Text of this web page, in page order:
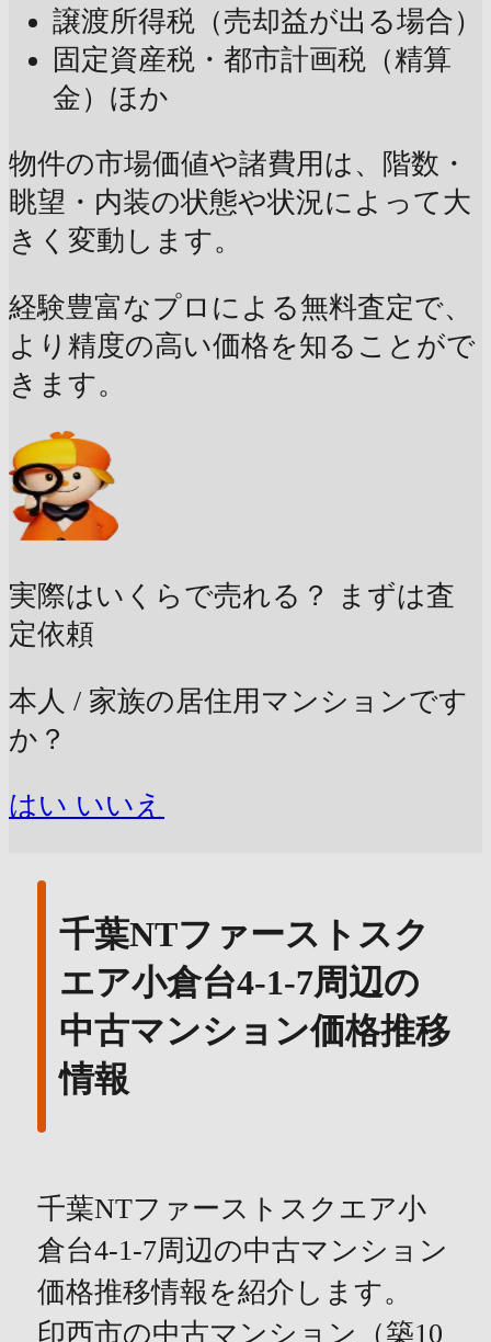
譲渡所得税（売却益が出る場合）
固定資産税・都市計画税（精算
金）ほか
物件の市場価値や諸費用は、階数・
眺望・内装の状態や状況によって大
きく変動します。
経験豊富なプロによる無料査定で、
より精度の高い価格を知ることがで
きます。
実際はいくらで売れる？
まずは査
定依頼
本人 / 家族の居住用マンションです
か？
はい いいえ
千葉NTファーストスク
エア小倉台4-1-7周辺の
中古マンション価格推移
情報
千葉NTファーストスクエア小
倉台4-1-7周辺の中古マンション
価格推移情報を紹介します。
印西市の中古マンション（築10